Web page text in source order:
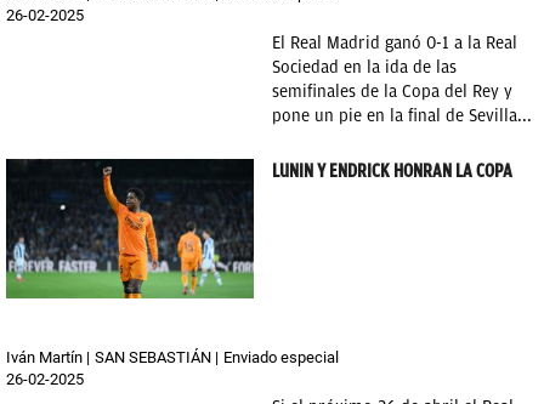
26-02-2025
El Real Madrid ganó 0-1 a la Real
Sociedad en la ida de las
semifinales de la Copa del Rey y
pone un pie en la final de Sevilla...
LUNIN Y ENDRICK HONRAN LA COPA
Iván Martín SAN SEBASTIÁN
Enviado especial
26-02-2025